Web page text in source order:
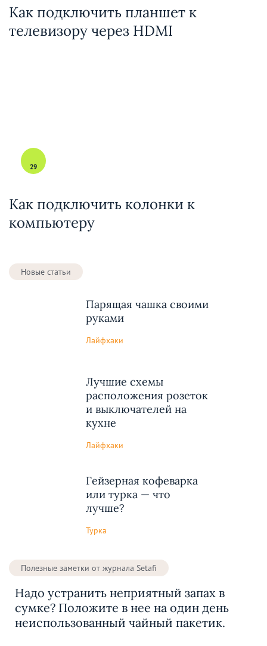
Как подключить планшет к
телевизору через HDMI
29
Как подключить колонки к
компьютеру
Новые статьи
Парящая чашка своими
руками
Лайфхаки
Лучшие схемы
расположения розеток
и выключателей на
кухне
Лайфхаки
Гейзерная кофеварка
или турка — что
лучше?
Турка
Полезные заметки от журнала Setafi